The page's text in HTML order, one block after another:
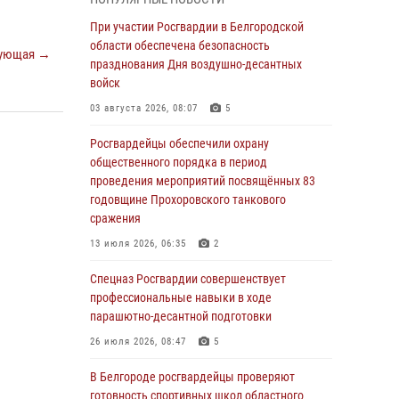
→
центра к новому учебному году
06 августа 2026, 11:23 3
Росгвардия обеспечила общественную
безопасность празднования 83-й годовщины
фашистких захватчиков
06 августа 2026, 06:54 3
Офицеры Росгвардии и ветераны войск
правопорядка почтили память генерала
армии Ивана Кирилловича Яковлева
Росгвардейцы приняли участие в акции
«Волна памяти», посвящённой 83‑й
годовщине освобождения Белгорода от
05 августа 2026, 08:34 4
При участии Росгвардии в Белгородской
области обеспечена безопасность
празднования Дня воздушно-десантных
войск
03 августа 2026, 08:07 5
Росгвардейцы обеспечили охрану
общественного порядка в период
проведения мероприятий посвящённых 83
годовщине Прохоровского танкового
сражения
13 июля 2026, 06:35 2
Спецназ Росгвардии совершенствует
профессиональные навыки в ходе
парашютно-десантной подготовки
26 июля 2026, 08:47 5
В Белгороде росгвардейцы проверяют
готовность спортивных школ областного